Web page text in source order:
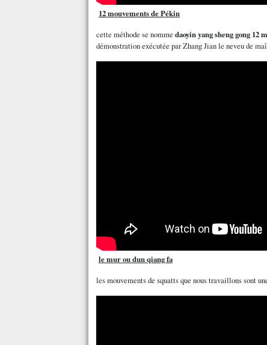
12 mouvements de Pékin
cette méthode se nomme daoyin yang sheng gong 12
démonstration exécutée par Zhang Jian le neveu de
le mur ou dun qiang fa
les mouvements de squatts que nous travaillons sont